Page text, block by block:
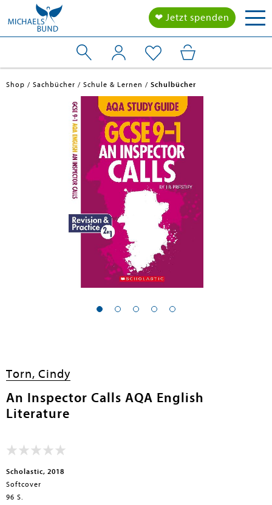
❤ Jetzt spenden
Shop Sachbücher Schule & Lernen Schulbücher
Torn, Cindy
An Inspector Calls AQA English
Literature
Scholastic, 2018
Softcover
96 S.